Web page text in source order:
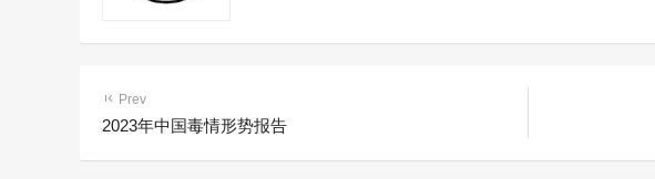
Prev
2023年中国毒情形势报告